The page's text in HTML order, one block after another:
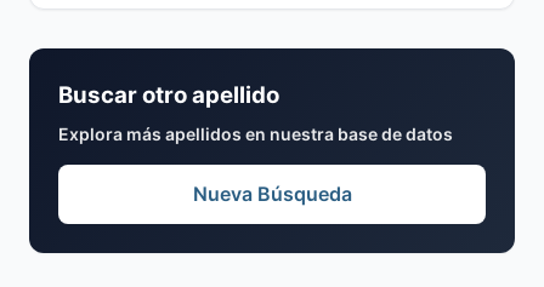
Buscar otro apellido
Explora más apellidos en nuestra base de datos
Nueva Búsqueda